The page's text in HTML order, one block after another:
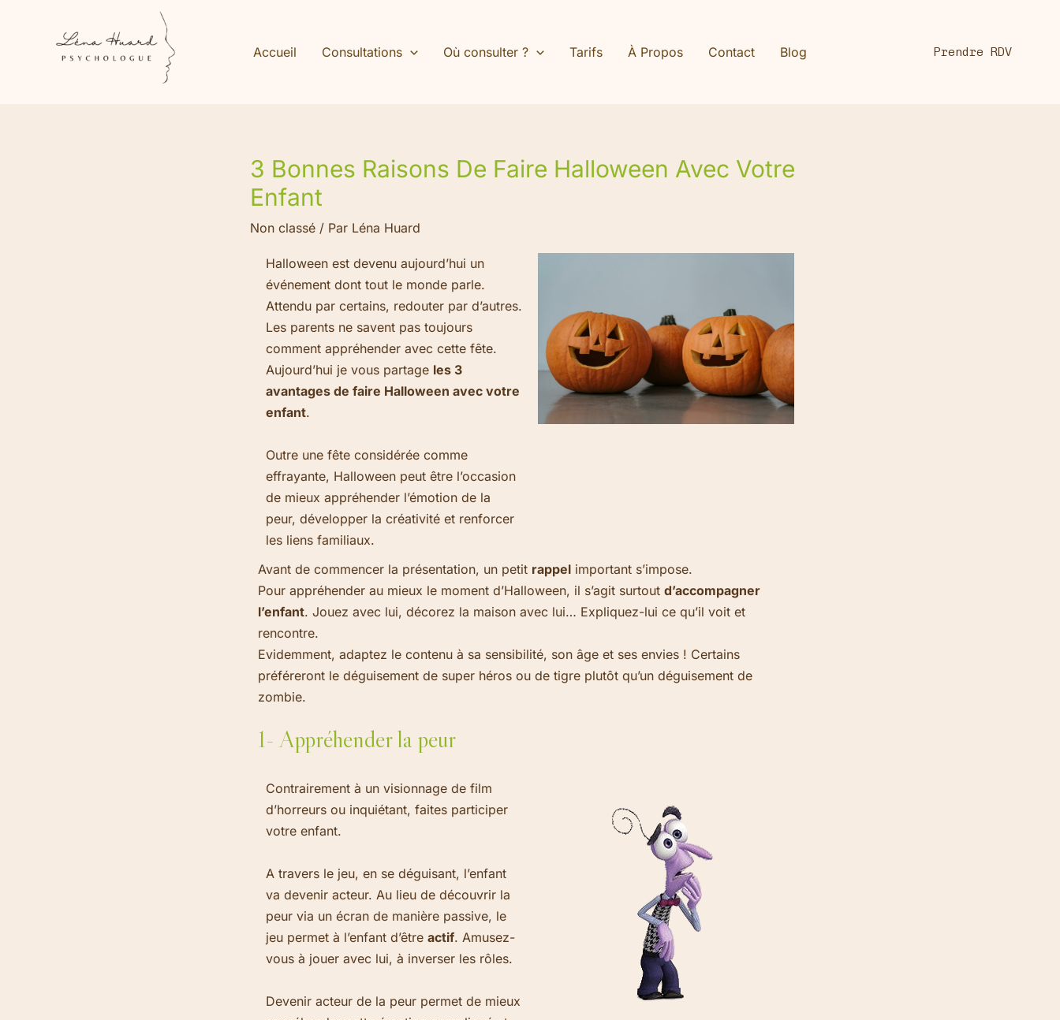
Accueil Consultations Où consulter ? Tarifs À Propos Contact Blog Prendre RDV
3 Bonnes Raisons De Faire Halloween Avec Votre
Enfant
Non classé / Par Léna Huard
Halloween est devenu aujourd’hui un
événement dont tout le monde parle.
Attendu par certains, redouter par d’autres.
Les parents ne savent pas toujours
comment appréhender avec cette fête.
Aujourd’hui je vous partage les 3
avantages de faire Halloween avec votre
enfant.
Outre une fête considérée comme
effrayante, Halloween peut être l’occasion
de mieux appréhender l’émotion de la
peur, développer la créativité et renforcer
les liens familiaux.
Avant de commencer la présentation, un petit rappel important s’impose.
Pour appréhender au mieux le moment d’Halloween, il s’agit surtout d’accompagner
l’enfant. Jouez avec lui, décorez la maison avec lui… Expliquez-lui ce qu’il voit et
rencontre.
Evidemment, adaptez le contenu à sa sensibilité, son âge et ses envies ! Certains
préféreront le déguisement de super héros ou de tigre plutôt qu’un déguisement de
zombie.
1- Appréhender la peur
Contrairement à un visionnage de film
d’horreurs ou inquiétant, faites participer
votre enfant.
A travers le jeu, en se déguisant, l’enfant
va devenir acteur. Au lieu de découvrir la
peur via un écran de manière passive, le
jeu permet à l’enfant d’être actif. Amusez-
vous à jouer avec lui, à inverser les rôles.
Devenir acteur de la peur permet de mieux